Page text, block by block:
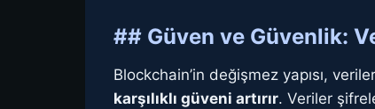
## Güven ve Güvenlik:
Blockchain’in değişmez yapısı,
karşılıklı güveni artırır. Veriler